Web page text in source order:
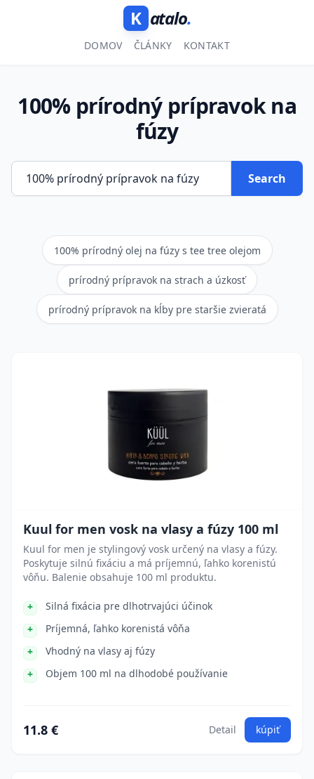
K atalo.
DOMOV ČLÁNKY KONTAKT
100% prírodný prípravok na
fúzy
Search
100% prírodný olej na fúzy s tee tree olejom
prírodný prípravok na strach a úzkosť
prírodný prípravok na kĺby pre staršie zvieratá
Kuul for men vosk na vlasy a fúzy 100 ml
Kuul for men je stylingový vosk určený na vlasy a fúzy.
Poskytuje silnú fixáciu a má príjemnú, ľahko korenistú
vôňu. Balenie obsahuje 100 ml produktu.
Silná fixácia pre dlhotrvajúci účinok
Príjemná, ľahko korenistá vôňa
Vhodný na vlasy aj fúzy
Objem 100 ml na dlhodobé používanie
11.8 € Detail kúpiť